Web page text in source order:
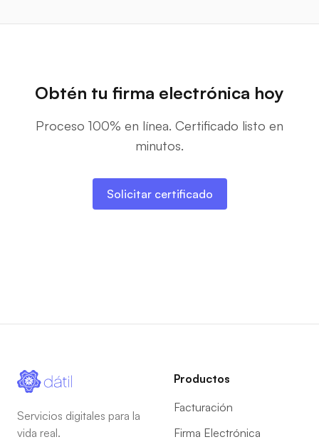
Obtén tu firma electrónica hoy
Proceso 100% en línea. Certificado listo en
minutos.
Solicitar certificado
Servicios digitales para la
vida real.
Productos
Facturación
Firma Electrónica